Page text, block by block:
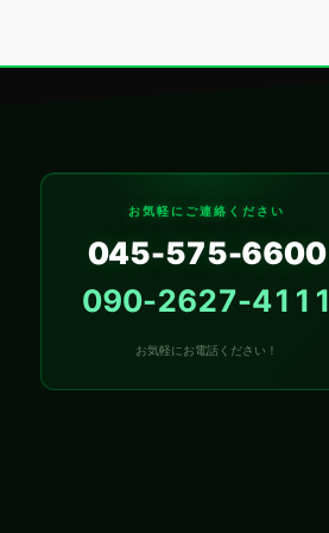
お気軽にご連絡ください
045-575-6600
090-2627-4111
お気軽にお電話ください！